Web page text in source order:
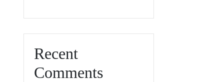
Recent
Comments